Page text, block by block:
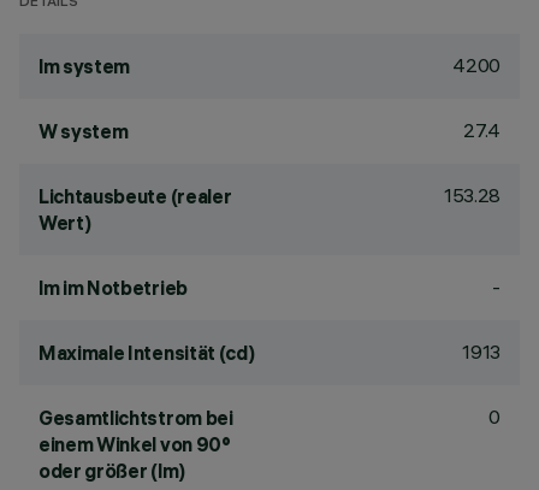
lm system 4200
W system 27.4
Lichtausbeute (realer
Wert)
153.28
lm im Notbetrieb -
Maximale Intensität (cd) 1913
Gesamtlichtstrom bei
einem Winkel von 90°
oder größer (lm)
0